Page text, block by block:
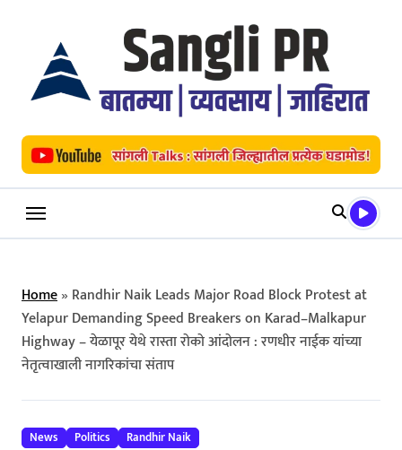
Home» Randhir Naik Leads Major Road Block Protest at
Yelapur Demanding Speed Breakers on Karad–Malkapur
Highway – येळापूर येथे रास्ता रोको आंदोलन : रणधीर नाईक यांच्या
नेतृत्वाखाली नागरिकांचा संताप
News Politics Randhir Naik